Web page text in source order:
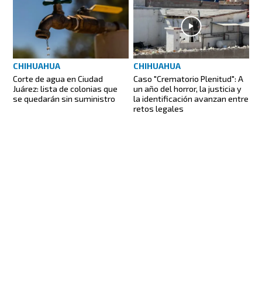
CHIHUAHUA
Corte de agua en Ciudad
Juárez: lista de colonias que
se quedarán sin suministro
CHIHUAHUA
Caso "Crematorio Plenitud": A
un año del horror, la justicia y
la identificación avanzan entre
retos legales